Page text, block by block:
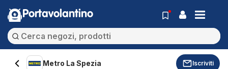
Portavolantino
Metro La Spezia Iscriviti